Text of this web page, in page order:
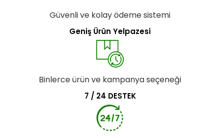
Güvenli ve kolay ödeme sistemi
Geniş Ürün Yelpazesi
Binlerce ürün ve kampanya seçeneği
7 / 24 DESTEK